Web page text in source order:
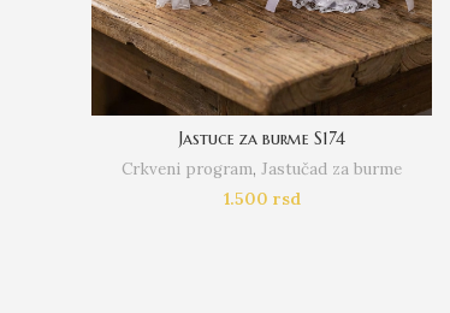
Jastuce za burme S174
Crkveni program, Jastučad za burme
1.500 rsd